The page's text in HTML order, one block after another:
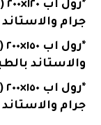
جرام والاستاند بالطباعة
والاستاند بالطباعة ٤.٢٧٥
جرام والاستاند